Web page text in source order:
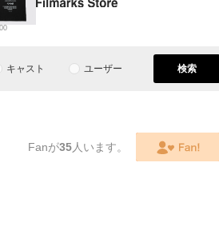
キャスト ユーザー 検索
Fanが35人います。